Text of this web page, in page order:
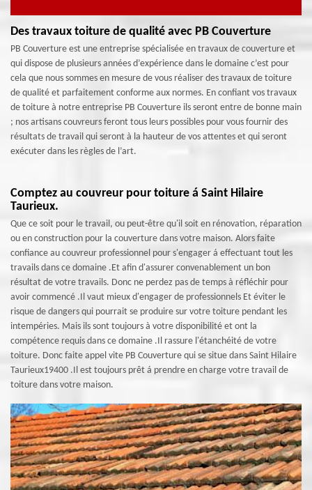
Des travaux toiture de qualité avec PB Couverture
PB Couverture est une entreprise spécialisée en travaux de couverture et
qui dispose de plusieurs années d’expérience dans le domaine c’est pour
cela que nous sommes en mesure de vous réaliser des travaux de toiture
de qualité et parfaitement conforme aux normes. En confiant vos travaux
de toiture à notre entreprise PB Couverture ils seront entre de bonne main
; nos artisans couvreurs feront tous leurs possibles pour vous fournir des
résultats de travail qui seront à la hauteur de vos attentes et qui seront
exécuter dans les règles de l’art.
Comptez au couvreur pour toiture á Saint Hilaire
Taurieux.
Que ce soit pour le travail, ou peut-être qu'il soit en rénovation, réparation
ou en construction pour la couverture dans votre maison. Alors faite
confiance au couvreur professionnel pour s'engager á effectuant tout les
travails dans ce domaine .Et afin d'assurer convenablement un bon
résultat de votre travails. Donc ne perdez pas de temps à réfléchir pour
avoir commencé .Il vaut mieux d'engager de professionnels Et éviter le
risque de dangers qui pourrait se produire sur votre toiture pendant les
intempéries. Mais ils sont toujours à votre disponibilité et ont la
compétence requis dans ce domaine .Il rassure l'étanchéité de votre
toiture. Donc faite appel vite PB Couverture qui se situe dans Saint Hilaire
Taurieux19400 .Il est toujours prêt á prendre en charge votre travail de
toiture dans votre maison.